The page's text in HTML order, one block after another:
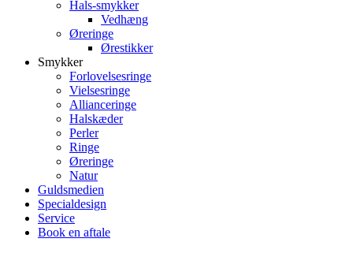
Hals-smykker
Vedhæng
Øreringe
Ørestikker
Smykker
Forlovelsesringe
Vielsesringe
Allianceringe
Halskæder
Perler
Ringe
Øreringe
Natur
Guldsmedien
Specialdesign
Service
Book en aftale